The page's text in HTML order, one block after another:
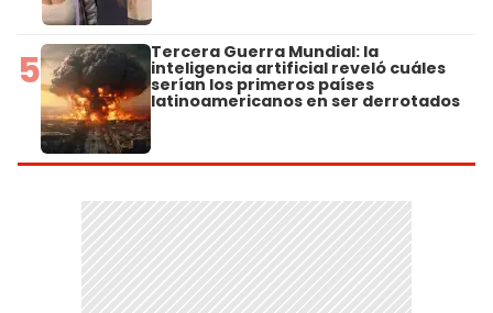
5 Tercera Guerra Mundial: la
inteligencia artificial reveló cuáles
serían los primeros países
latinoamericanos en ser derrotados